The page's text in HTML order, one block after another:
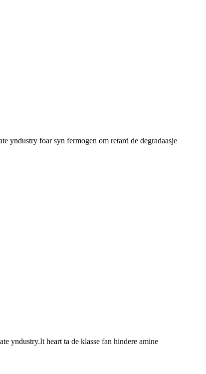
yndustry foar syn fermogen om retard de degradaasje
yndustry.It heart ta de klasse fan hindere amine